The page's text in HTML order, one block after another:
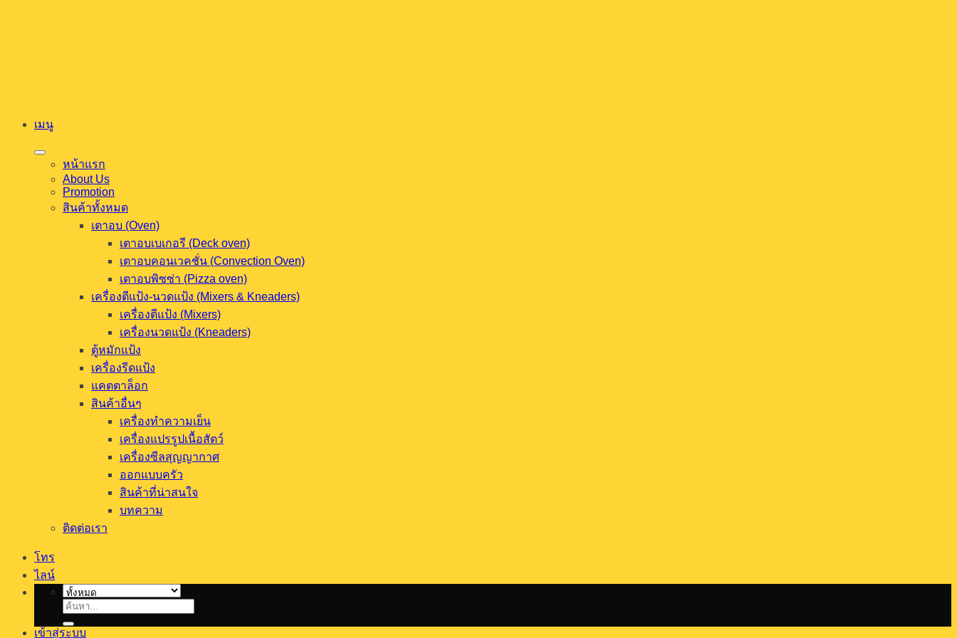
เมนู
หน้าแรก
About Us
Promotion
สินค้าทั้งหมด
เตาอบ (Oven)
เตาอบเบเกอรี (Deck oven)
เตาอบคอนเวคชั่น (Convection Oven)
เตาอบพิซซ่า (Pizza oven)
เครื่องตีแป้ง-นวดแป้ง (Mixers & Kneaders)
เครื่องตีแป้ง (Mixers)
เครื่องนวดแป้ง (Kneaders)
ตู้หมักแป้ง
เครื่องรีดแป้ง
แคตตาล็อก
สินค้าอื่นๆ
เครื่องทำความเย็น
เครื่องแปรรูปเนื้อสัตว์
เครื่องซีลสุญญากาศ
ออกแบบครัว
สินค้าที่น่าสนใจ
บทความ
ติดต่อเรา
โทร
ไลน์
ค้นหา:
เข้าสู่ระบบ